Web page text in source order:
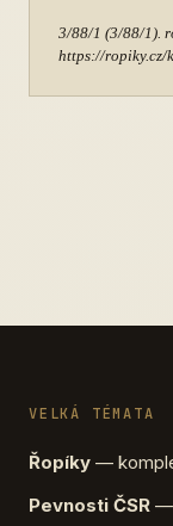
3/88/1 (3/88/1).
https://ropiky.cz/
VELKÁ TÉMATA
Řopíky —
Pevnosti ČSR —